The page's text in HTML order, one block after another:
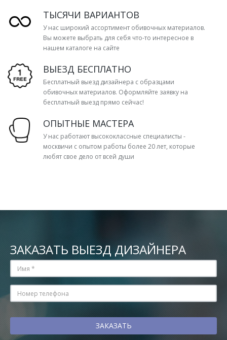
ТЫСЯЧИ ВАРИАНТОВ
У нас широкий ассортимент обивочных материалов.
Вы можете выбрать для себя что-то интересное в
нашем каталоге на сайте
ВЫЕЗД БЕСПЛАТНО
Бесплатный выезд дизайнера с образцами
обивочных материалов. Оформляйте заявку на
бесплатный выезд прямо сейчас!
ОПЫТНЫЕ МАСТЕРА
У нас работают высококлассные специалисты -
москвичи с опытом работы более 20 лет, которые
любят свое дело от всей души
ЗАКАЗАТЬ ВЫЕЗД ДИЗАЙНЕРА